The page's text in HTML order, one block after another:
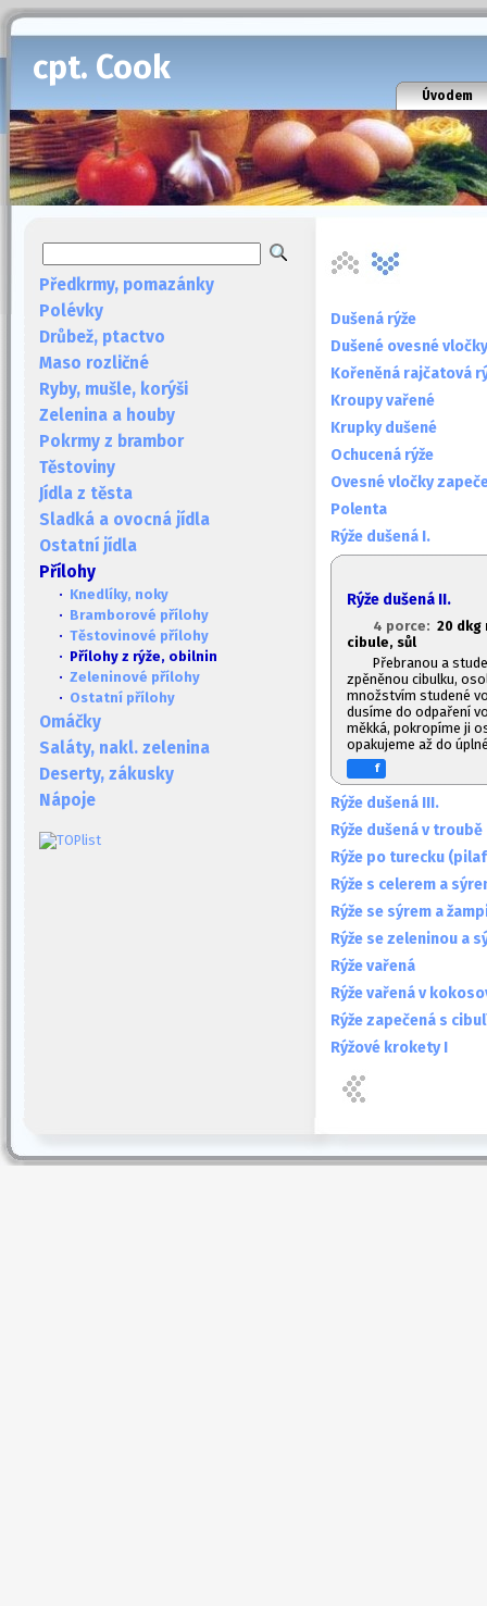
cpt. Cook
Úvodem
Předkrmy, pomazánky
Polévky
Drůbež, ptactvo
Maso rozličné
Ryby, mušle, korýši
Zelenina a houby
Pokrmy z brambor
Těstoviny
Jídla z těsta
Sladká a ovocná jídla
Ostatní jídla
Přílohy
· Knedlíky, noky
· Bramborové přílohy
· Těstovinové přílohy
· Přílohy z rýže, obilnin
· Zeleninové přílohy
· Ostatní přílohy
Omáčky
Saláty, nakl. zelenina
Deserty, zákusky
Nápoje
Dušená rýže
Dušené ovesné vločky
Kořeněná rajčatová
Kroupy vařené
Krupky dušené
Ochucená rýže
Ovesné vločky
Polenta
Rýže dušená I.
Rýže dušená II.
4 porce: 20 dkg
cibule, sůl
Přebranou a
zpěněnou cibulku,
množstvím studené
dusíme do odpaření
měkká, pokropíme ji
opakujeme až do
f
Rýže dušená III.
Rýže dušená v
Rýže po turecku
Rýže s celerem a
Rýže se sýrem a
Rýže se zeleninou a
Rýže vařená
Rýže vařená v
Rýže zapečená s
Rýžové krokety I